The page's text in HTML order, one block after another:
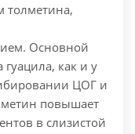
толметина,
Основной
как и у
ЦОГ и
повышает
в слизистой